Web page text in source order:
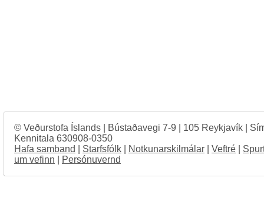
© Veðurstofa Íslands | Bústaðavegi 7-9 | 105 Reykjavík |
Kennitala 630908-0350
Hafa samband
Starfsfólk Notkunarskilmálar Veftré
um vefinn
Persónuvernd